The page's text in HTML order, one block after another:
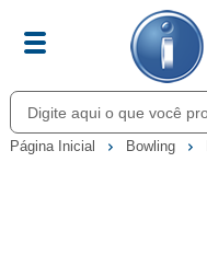
Página Inicial Bowling